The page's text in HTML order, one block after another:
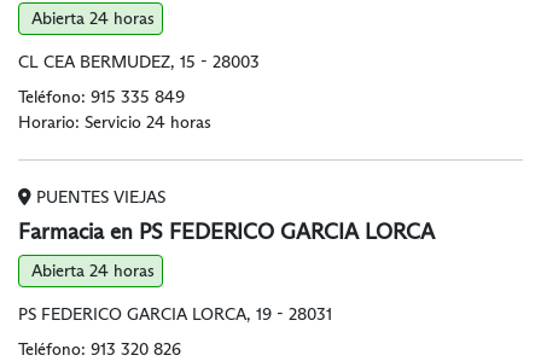
Abierta 24 horas
CL CEA BERMUDEZ, 15 - 28003
Teléfono: 915 335 849
Horario: Servicio 24 horas
PUENTES VIEJAS
Farmacia en PS FEDERICO GARCIA LORCA
Abierta 24 horas
PS FEDERICO GARCIA LORCA, 19 - 28031
Teléfono: 913 320 826